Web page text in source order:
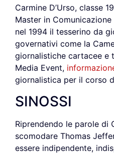
Carmine D’Urso, classe
Master in
nel 1994 il tesserino da
governativi come la
giornalistiche cartacee e
Media Event,
giornalistica per il corso
SINOSSI
Riprendendo le parole di
scomodare Thomas
essere indipendente,